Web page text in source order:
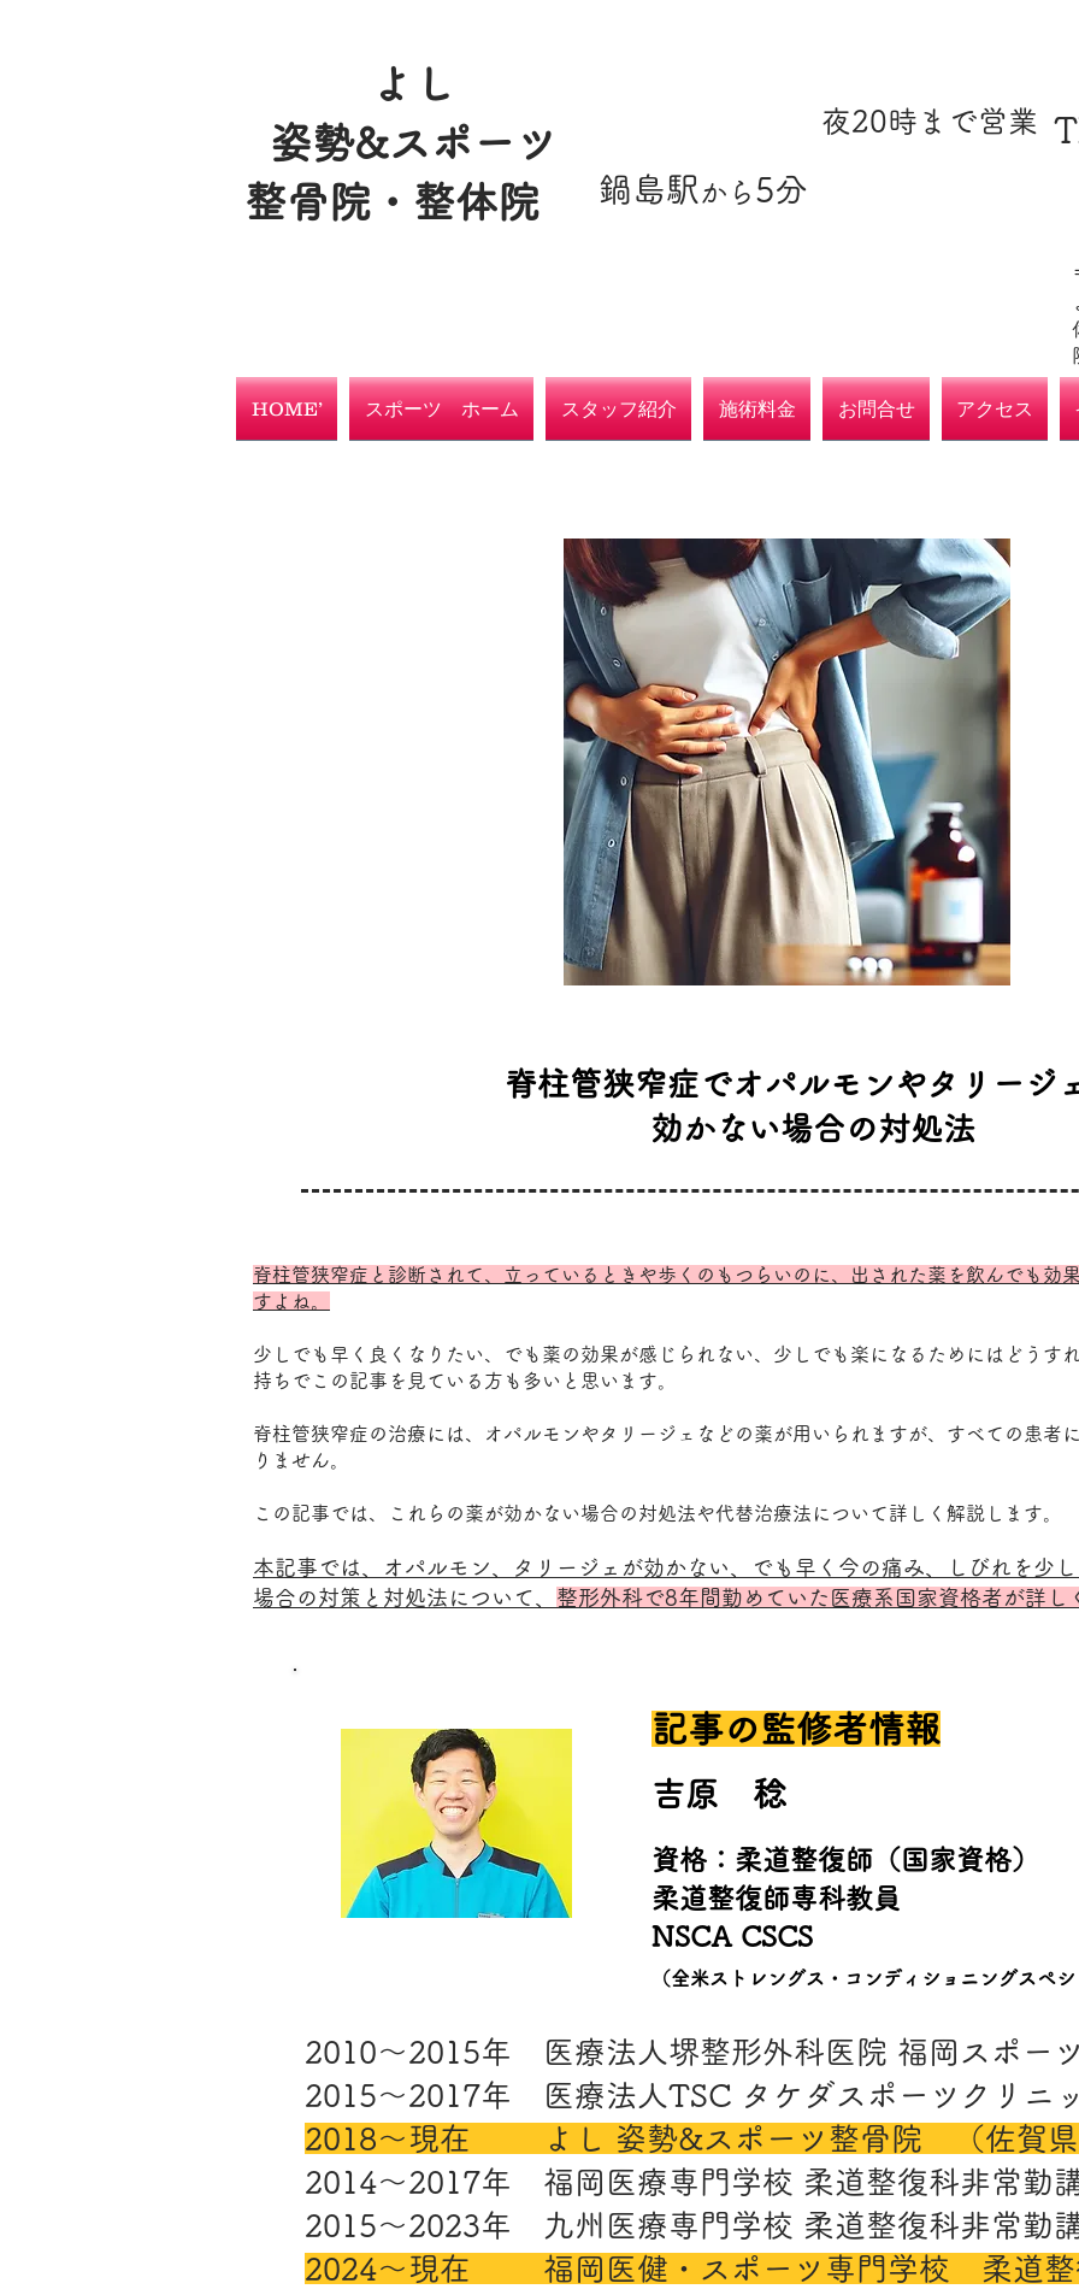
よし
姿勢&スポーツ
整骨院・整体院
​夜20時まで営業
​鍋島駅 から 5分
HOME’ スポーツ ホーム スタッフ紹介 施術料金 お問合せ アクセス
脊柱管狭窄症でオパルモンやタリージ
効かない場合の対処法
脊柱管狭窄症と診断されて、立っているときや歩くのもつらいのに、出された薬を飲んでも効
すよね。
少しでも早く良くなりたい、でも薬の効果が感じられない、少しでも楽になるためにはどうす
持ちでこの記事を見ている方も多いと思います。
脊柱管狭窄症の治療には、オパルモンやタリージェなどの薬が用いられますが、すべての患者
りません。
この記事では、これらの薬が効かない場合の対処法や代替治療法について詳しく解説します。
本記事では、オパルモン、タリージェが効かない、でも早く今の痛み、しびれを少
場合の対策と対処法について、 整形外科で8年間勤めていた医療系国家資格者が詳し
​記事の監修者情報
​吉原 稔
資格 ​： 柔道整復師（国家資格）
​柔道整復師専科教員
​NSCA CSCS
（全米ストレングス・コンディショニングスペ
​2010～2015年 医療法人堺整形外科医院 福岡スポー
2015～2017年 医療法人TSC タケダスポーツクリニ
2018～現在 よし 姿勢&スポーツ整骨院 （佐賀県
2014～2017年 福岡医療専門学校 柔道整復科非常勤
2015～2023年 九州医療専門学校 柔道整復科非常勤
2024～現在 福岡医健・スポーツ専門学校 柔道整